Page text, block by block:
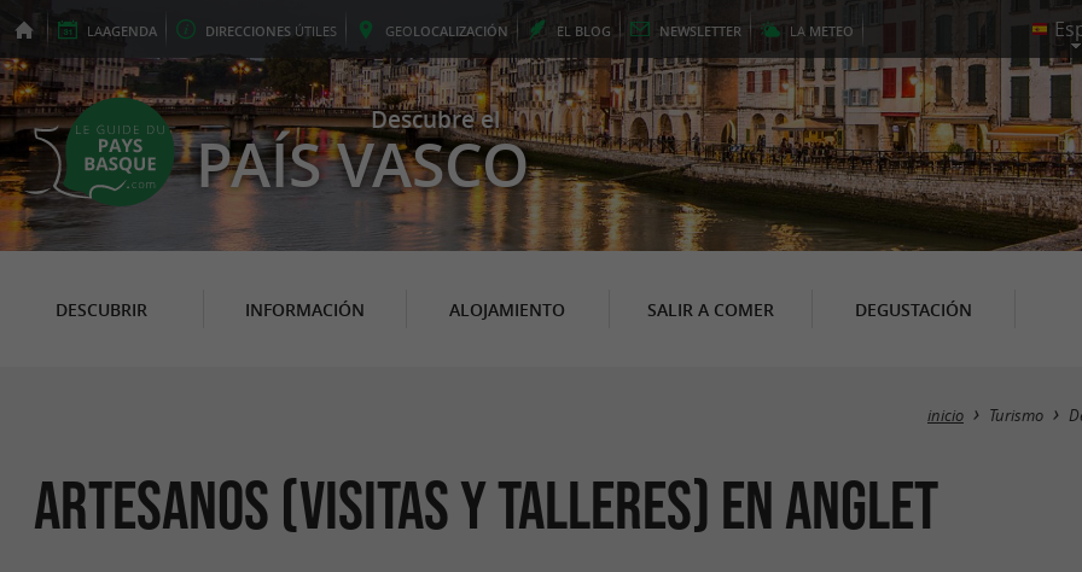
LAAGENDA DIRECCIONES ÚTILES GEOLOCALIZACIÓN EL BLOG NEWSLETTER LA METEO
Descubre el
PAÍS VASCO
DESCUBRIR INFORMACIÓN ALOJAMIENTO SALIR A COMER DEGUSTACIÓN
inicio Turismo
Artesanos (Visitas y Talleres) en Anglet